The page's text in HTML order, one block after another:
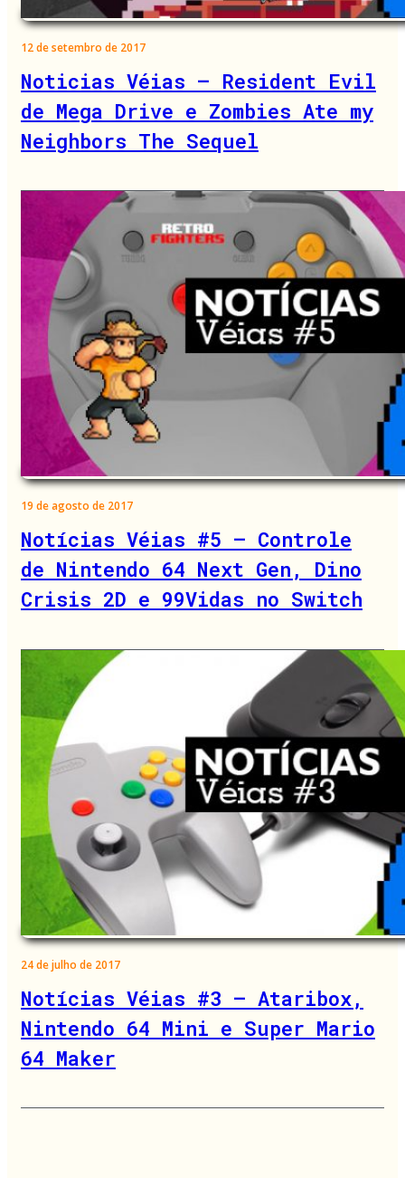
12 de setembro de 2017
Noticias Véias – Resident Evil
de Mega Drive e Zombies Ate my
Neighbors The Sequel
19 de agosto de 2017
Notícias Véias #5 – Controle
de Nintendo 64 Next Gen, Dino
Crisis 2D e 99Vidas no Switch
24 de julho de 2017
Notícias Véias #3 – Ataribox,
Nintendo 64 Mini e Super Mario
64 Maker